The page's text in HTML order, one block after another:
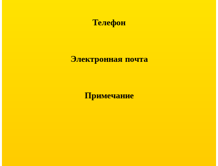
Телефон
Электронная почта
Примечание